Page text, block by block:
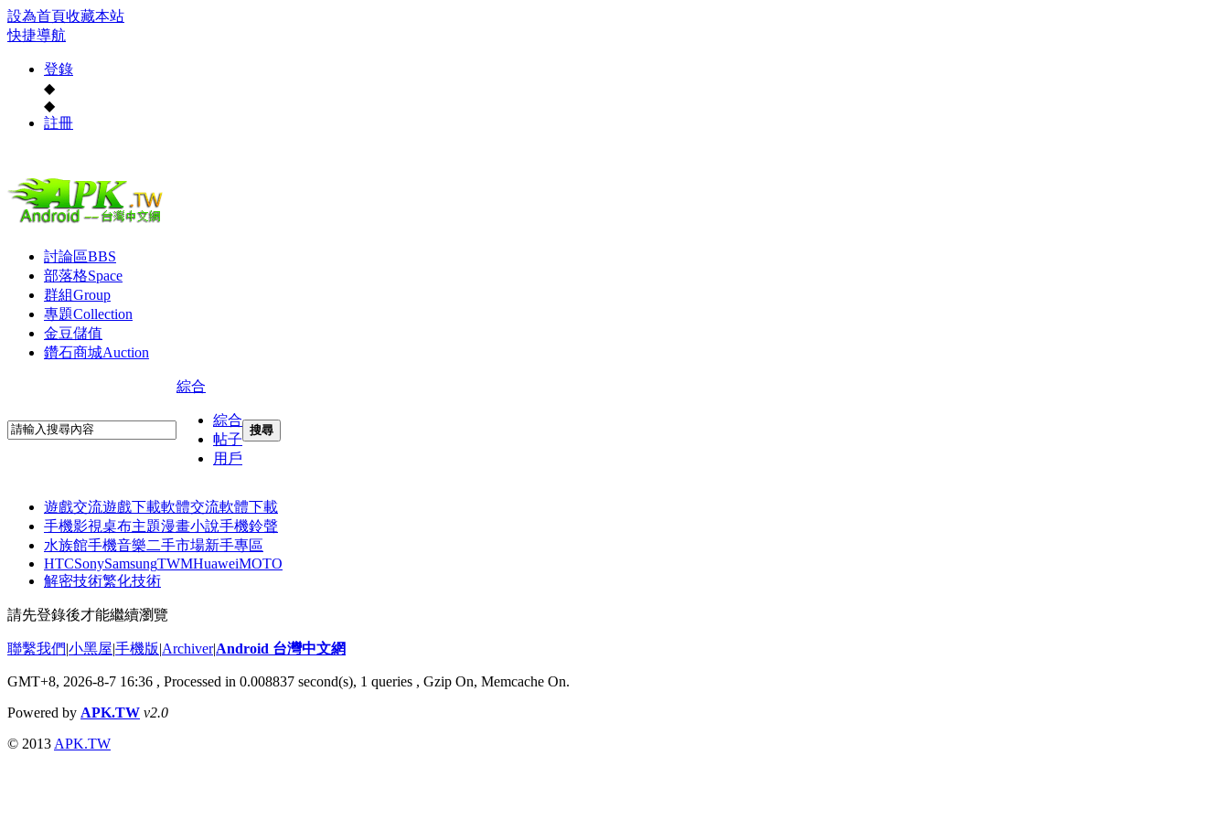
設為首頁收藏本站
快捷導航
登錄
◆
◆
註冊
討論區BBS
部落格Space
群組Group
專題Collection
金豆儲值
鑽石商城Auction
綜合
綜合
帖子
用戶
搜尋
遊戲交流遊戲下載軟體交流軟體下載
手機影視桌布主題漫畫小說手機鈴聲
水族館手機音樂二手市場新手專區
HTCSonySamsungTWMHuaweiMOTO
解密技術繁化技術
請先登錄後才能繼續瀏覽
聯繫我們|小黑屋|手機版|Archiver|Android 台灣中文網
GMT+8, 2026-8-7 16:36 , Processed in 0.008837 second(s), 1 queries , Gzip On, Memcache On.
Powered by APK.TW v2.0
© 2013 APK.TW